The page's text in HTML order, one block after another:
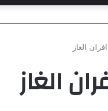
الغاز
الغاز